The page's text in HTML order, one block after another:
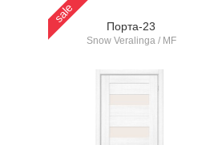
sale
Порта-23
Snow Veralinga / MF